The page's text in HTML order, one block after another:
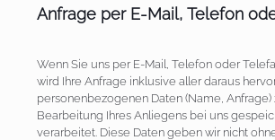
Anfrage per E-Mail, Telefon
Wenn Sie uns per E-Mail, Telefon oder
wird Ihre Anfrage inklusive aller daraus
personenbezogenen Daten (Name,
Bearbeitung Ihres Anliegens bei uns
verarbeitet. Diese Daten geben wir nicht